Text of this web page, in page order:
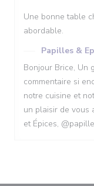
Une bonne table
abordable.
Papilles &
Bonjour Brice, Un
commentaire si
notre cuisine et
un plaisir de vous
et Épices,